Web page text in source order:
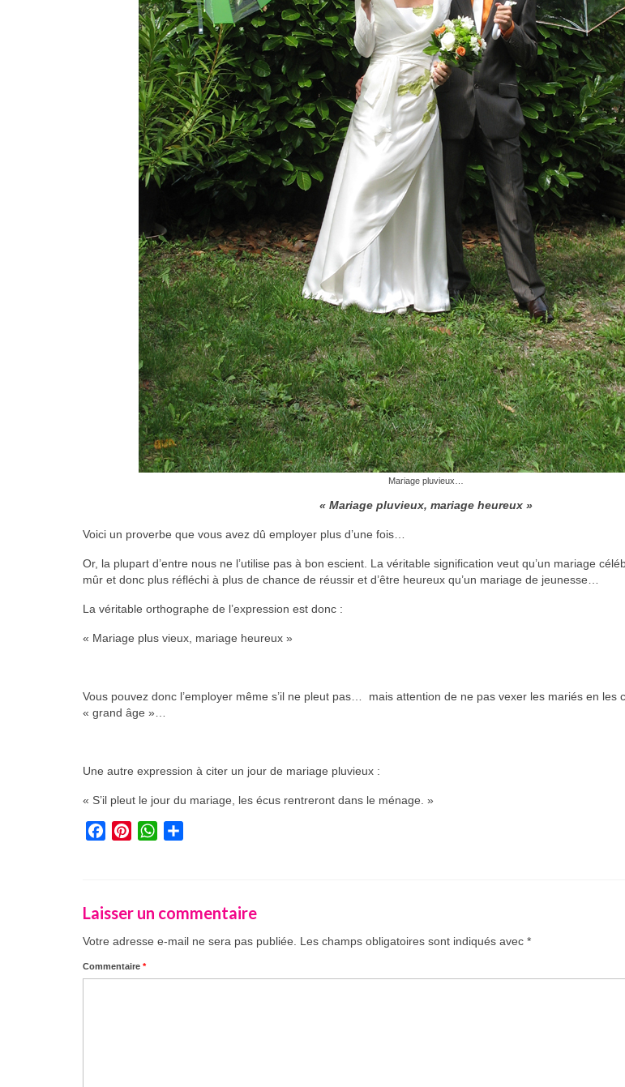
Mariage pluvieux…
« Mariage pluvieux, mariage heureux »
Voici un proverbe que vous avez dû employer plus d’une fois…
Or, la plupart d’entre nous ne l’utilise pas à bon escient. La véritable signification veut qu’un mariage
mûr et donc plus réfléchi à plus de chance de réussir et d’être heureux qu’un mariage de jeunesse…
La véritable orthographe de l’expression est donc :
« Mariage plus vieux, mariage heureux »
Vous pouvez donc l’employer même s’il ne pleut pas… mais attention de ne pas vexer les mariés en les
« grand âge »…
Une autre expression à citer un jour de mariage pluvieux :
« S’il pleut le jour du mariage, les écus rentreront dans le ménage. »
FacebookPinterestWhatsApp
Laisser un commentaire
Votre adresse e-mail ne sera pas publiée. Les champs obligatoires sont indiqués avec *
Commentaire *